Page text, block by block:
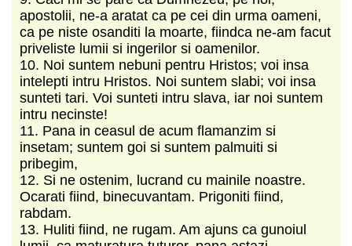
apostolii, ne-a aratat ca pe cei din urma oameni,
ca pe niste osanditi la moarte, fiindca ne-am facut
priveliste lumii si ingerilor si oamenilor.
10. Noi suntem nebuni pentru Hristos; voi insa
intelepti intru Hristos. Noi suntem slabi; voi insa
sunteti tari. Voi sunteti intru slava, iar noi suntem
intru necinste!
11. Pana in ceasul de acum flamanzim si
insetam; suntem goi si suntem palmuiti si
pribegim,
12. Si ne ostenim, lucrand cu mainile noastre.
Ocarati fiind, binecuvantam. Prigoniti fiind,
rabdam.
13. Huliti fiind, ne rugam. Am ajuns ca gunoiul